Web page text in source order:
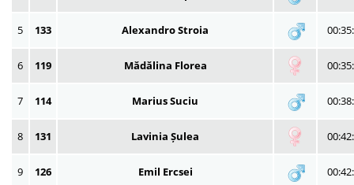
5 133 Alexandro Stroia
6 119 Mădălina Florea
7 114 Marius Suciu
8 131 Lavinia Șulea
9 126 Emil Ercsei